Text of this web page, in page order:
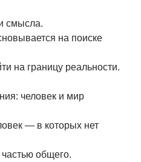
смысла.
на поиске
на границу реальности.
человек и мир
— в которых нет
общего.